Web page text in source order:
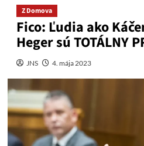
Z Domova
Fico: Ľudia ako
Heger sú TOTÁLNY
JNS 4. mája 2023